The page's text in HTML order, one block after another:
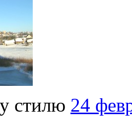
стилю 24